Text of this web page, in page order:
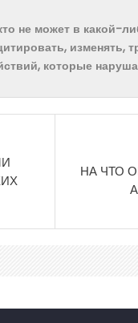
не может в какой-
изменять,
которые
НА ЧТО